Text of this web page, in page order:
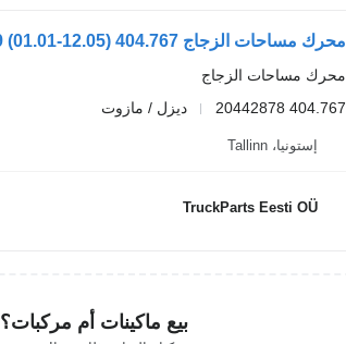
محرك مساحات الزجاج
404.767 20442878
ديزل / مازوت
إستونيا، Tallinn
TruckParts Eesti OÜ
بيع ماكينات أم مركبات؟